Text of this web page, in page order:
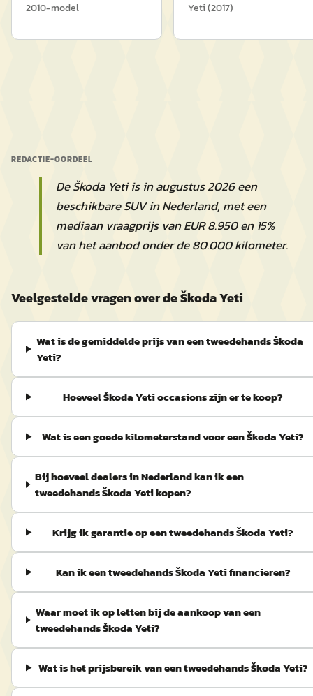
2010-model Yeti(2017)
REDACTIE-OORDEEL
De Škoda Yeti is in augustus 2026 een
beschikbare SUV in Nederland, met een
mediaan vraagprijs van EUR 8.950 en 15%
van het aanbod onder de 80.000 kilometer.
Veelgestelde vragen over de Škoda Yeti
Wat is de gemiddelde prijs van een tweedehands Škoda
Yeti?
Hoeveel Škoda Yeti occasions zijn er te koop?
Wat is een goede kilometerstand voor een Škoda Yeti?
Bij hoeveel dealers in Nederland kan ik een
tweedehands Škoda Yeti kopen?
Krijg ik garantie op een tweedehands Škoda Yeti?
Kan ik een tweedehands Škoda Yeti financieren?
Waar moet ik op letten bij de aankoop van een
tweedehands Škoda Yeti?
Wat is het prijsbereik van een tweedehands Škoda Yeti?